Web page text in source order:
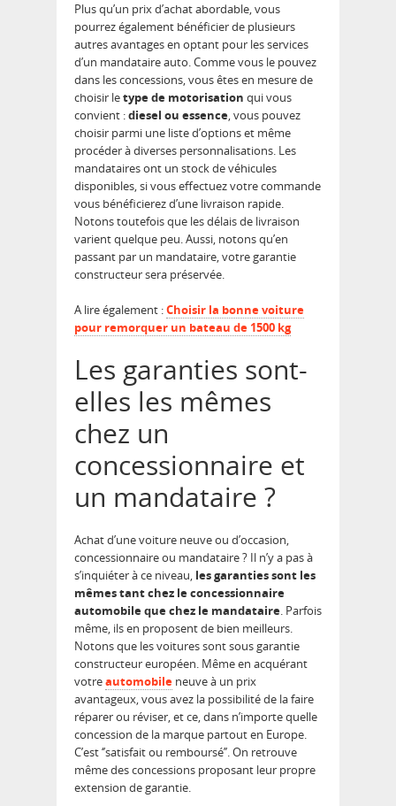
Plus qu’un prix d’achat abordable, vous
pourrez également bénéficier de plusieurs
autres avantages en optant pour les services
d’un mandataire auto. Comme vous le pouvez
dans les concessions, vous êtes en mesure de
choisir letype de motorisation qui vous
convient :diesel ou essence, vous pouvez
choisir parmi une liste d’options et même
procéder à diverses personnalisations. Les
mandataires ont un stock de véhicules
disponibles, si vous effectuez votre commande
vous bénéficierez d’une livraison rapide.
Notons toutefois que les délais de livraison
varient quelque peu. Aussi, notons qu’en
passant par un mandataire, votre garantie
constructeur sera préservée.
A lire également :Choisir la bonne voiture
pour remorquer un bateau de 1500 kg
Les garanties sont-
elles les mêmes
chez un
concessionnaire et
un mandataire ?
Achat d’une voiture neuve ou d’occasion,
concessionnaire ou mandataire ? Il n’y a pas à
s’inquiéter à ce niveau, les garanties sont les
mêmes tant chez le concessionnaire
automobile que chez le mandataire. Parfois
même, ils en proposent de bien meilleurs.
Notons que les voitures sont sous garantie
constructeur européen. Même en acquérant
votreautomobile neuve à un prix
avantageux, vous avez la possibilité de la faire
réparer ou réviser, et ce, dans n’importe quelle
concession de la marque partout en Europe.
C’est ‘’satisfait ou remboursé’’. On retrouve
même des concessions proposant leur propre
extension de garantie.